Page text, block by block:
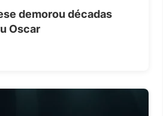
demorou décadas
Oscar